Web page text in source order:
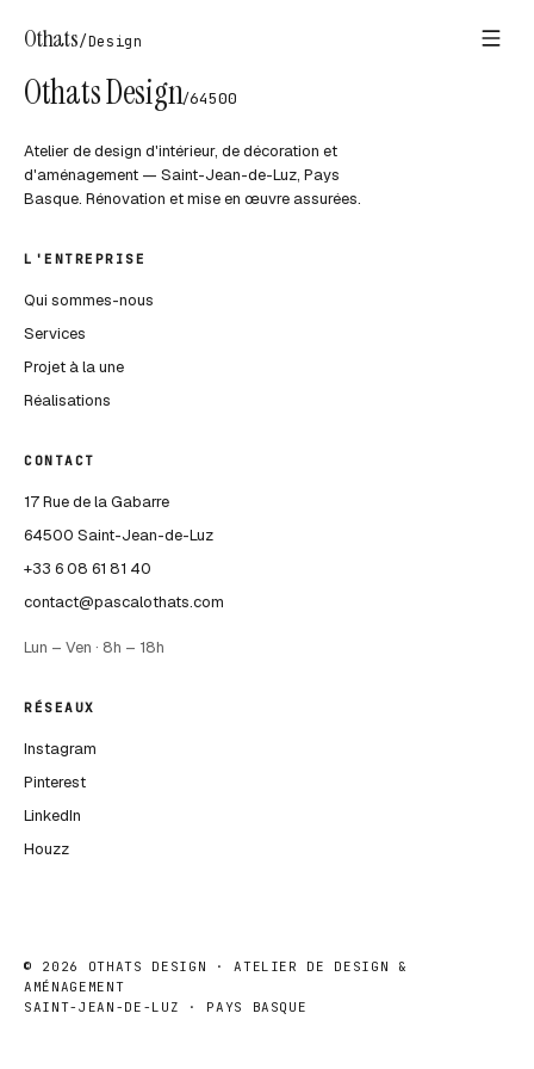
Othats/Design
Othats Design/64500
Atelier de design d'intérieur, de décoration et
d'aménagement — Saint-Jean-de-Luz, Pays
Basque. Rénovation et mise en œuvre assurées.
L'ENTREPRISE
Qui sommes-nous
Services
Projet à la une
Réalisations
CONTACT
17 Rue de la Gabarre
64500 Saint-Jean-de-Luz
+33 6 08 61 81 40
contact@pascalothats.com
Lun – Ven · 8h – 18h
RÉSEAUX
Instagram
Pinterest
LinkedIn
Houzz
© 2026
OTHATS DESIGN · ATELIER DE DESIGN &
AMÉNAGEMENT
SAINT-JEAN-DE-LUZ · PAYS BASQUE